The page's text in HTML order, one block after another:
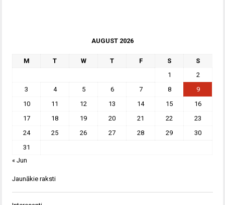
AUGUST 2026
M T W T F S
S
1
2
3
4 5 6 7 8
9
10
11 12 13 14 15
16
17
18 19 20 21 22
23
24
25 26 27 28 29
30
31
« Jun
Jaunākie raksti